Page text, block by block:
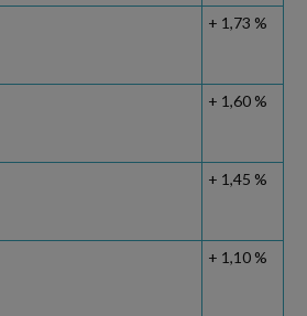
+ 1,73 %
+ 1,60 %
+ 1,45 %
+ 1,10 %